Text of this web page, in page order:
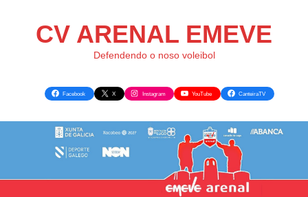
CV ARENAL EMEVE
Defendendo o noso voleibol
Facebook X Instagram YouTube CanteiraTV